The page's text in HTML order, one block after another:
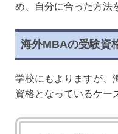
め、自分に合った方法
海外MBAの受験資
学校にもよりますが、
資格となっているケー